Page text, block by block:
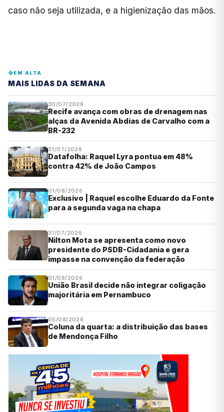
caso não seja utilizada, e a higienização das mãos.
EM ALTA
MAIS LIDAS DA SEMANA
30/07/2026
Recife avança com obras de drenagem nas
alças da Avenida Abdias de Carvalho com a
BR-232
31/07/2026
Datafolha: Raquel Lyra pontua em 48%
contra 42% de João Campos
01/08/2026
Exclusivo | Raquel escolhe Eduardo da Fonte
para a segunda vaga na chapa
31/07/2026
Nilton Mota se apresenta como novo
presidente do PSDB-Cidadania e gera
impasse na convenção da federação
01/08/2026
União Brasil decide não integrar coligação
majoritária em Pernambuco
05/08/2026
Coluna da quarta: a distribuição das bases
de Mendonça Filho